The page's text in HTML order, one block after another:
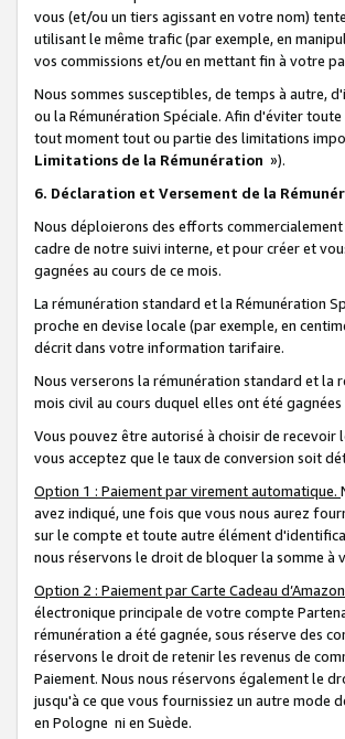
vous (et/ou un tiers agissant en votre nom)
utilisant le même trafic (par exemple, en
vos commissions et/ou en mettant fin à votre
Nous sommes susceptibles, de temps à autre,
ou la Rémunération Spéciale. Afin d'éviter
tout moment tout ou partie des limitations
Limitations de la Rémunération »).
6. Déclaration et Versement de la
Nous déploierons des efforts
cadre de notre suivi interne, et pour créer et
gagnées au cours de ce mois.
La rémunération standard et la Rémunération
proche en devise locale (par exemple, en
décrit dans votre information tarifaire.
Nous verserons la rémunération standard et la
mois civil au cours duquel elles ont été
Vous pouvez être autorisé à choisir de recevoir
vous acceptez que le taux de conversion soit
Option 1 : Paiement par virement automatique.
avez indiqué, une fois que vous nous aurez
sur le compte et toute autre élément
nous réservons le droit de bloquer la somme à
Option 2 : Paiement par Carte Cadeau
électronique principale de votre compte
rémunération a été gagnée, sous réserve des
réservons le droit de retenir les revenus de
Paiement. Nous nous réservons également le
jusqu'à ce que vous fournissiez un autre mode
en Pologne ni en Suède.